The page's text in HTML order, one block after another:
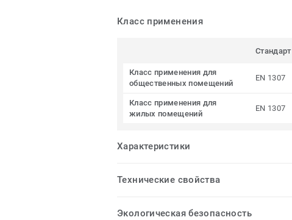
Класс применения
Стандарт
Класс применения для
общественных помещений
EN 1307
Класс применения для
жилых помещений
EN 1307
Характеристики
Технические свойства
Экологическая безопасность